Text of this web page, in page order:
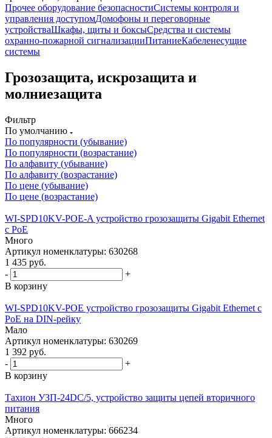
Прочее оборудование безопасностиСистемы контроля и
управления доступомДомофоны и переговорные
устройстваШкафы, щиты и боксыСредства и системы
охранно-пожарной сигнализацииПитаниеКабеленесущие
системы
Грозозащита, искрозащита и
молниезащита
Фильтр
По умолчанию
По популярности (убывание)
По популярности (возрастание)
По алфавиту (убывание)
По алфавиту (возрастание)
По цене (убывание)
По цене (возрастание)
WI-SPD10KV-POE-A устройство грозозащиты Gigabit Ethernet
с PoE
Много
Артикул номенклатуры: 630268
1 435 руб.
-
+
В корзину
WI-SPD10KV-POE устройство грозозащиты Gigabit Ethernet с
PoE на DIN-рейку
Мало
Артикул номенклатуры: 630269
1 392 руб.
-
+
В корзину
Тахион УЗП-24DC/5, устройство защиты цепей вторичного
питания
Много
Артикул номенклатуры: 666234